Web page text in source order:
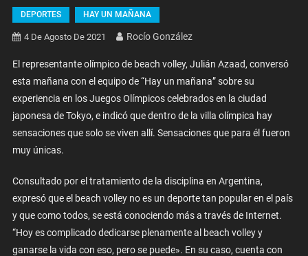
DEPORTES HAY UN MAÑANA
4 De Agosto De 2021 Rocío González
El representante olímpico de beach volley, Julián Azaad, conversó
esta mañana con el equipo de “Hay un mañana” sobre su
experiencia en los Juegos Olímpicos celebrados en la ciudad
japonesa de Tokyo, e indicó que dentro de la villa olímpica hay
sensaciones que solo se viven allí. Sensaciones que para él fueron
muy únicas.
Consultado por el tratamiento de la disciplina en Argentina,
expresó que el beach volley no es un deporte tan popular en el país
y que como todos, se está conociendo más a través de Internet.
“Hoy es complicado dedicarse plenamente al beach volley y
ganarse la vida con eso, pero se puede». En su caso, cuenta con